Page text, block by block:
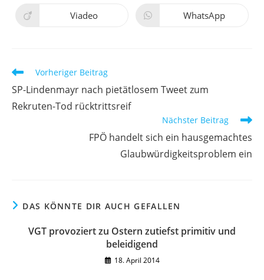
neuen
Fenster
neuen
Fenster
Öffnet
Viadeo Öffnet
WhatsApp
Weitere
ansehen
Vorheriger Beitrag
SP-Lindenmayr nach pietätlosem Tweet zum
Rekruten-Tod rücktrittsreif
Nächster Beitrag
FPÖ handelt sich ein hausgemachtes
Glaubwürdigkeitsproblem ein
DAS KÖNNTE DIR AUCH GEFALLEN
VGT provoziert zu Ostern zutiefst primitiv und
beleidigend
18. April 2014